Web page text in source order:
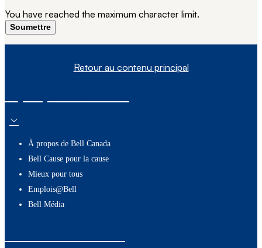
You have reached the maximum character limit.
Soumettre
Retour au contenu principal
À propos de Bell Canada
Bell Cause pour la cause
Mieux pour tous
Emplois@Bell
Bell Média